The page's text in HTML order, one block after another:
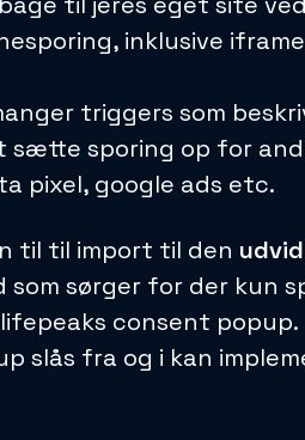
inklusive
triggers som
sporing op for
pixel, google ads etc.
til til import til den
sørger for der kun
consent popup.
slås fra og i kan